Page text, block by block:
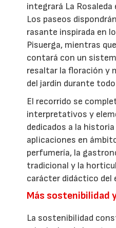
integrará La Rosaleda
Los paseos
rasante inspirada en
Pisuerga, mientras
contará con un
resaltar la floración y
del jardín durante
El recorrido se
interpretativos y
dedicados a la
aplicaciones en
perfumería, la
tradicional y la
carácter didáctico del
Más sostenibilidad
La sostenibilidad